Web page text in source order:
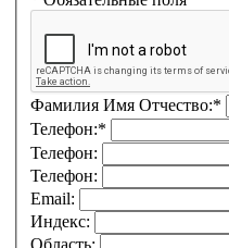
Фамилия Имя Отчество:*
Телефон:*
Телефон:
Телефон:
Email:
Индекс:
Область: